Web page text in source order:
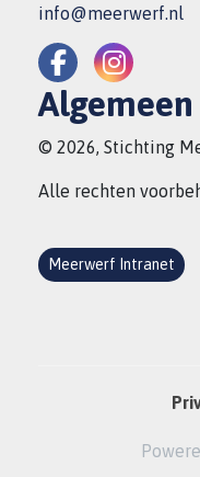
info@meerwerf.nl
Algemeen
© 2026, Stichting
Alle rechten
Meerwerf Intranet